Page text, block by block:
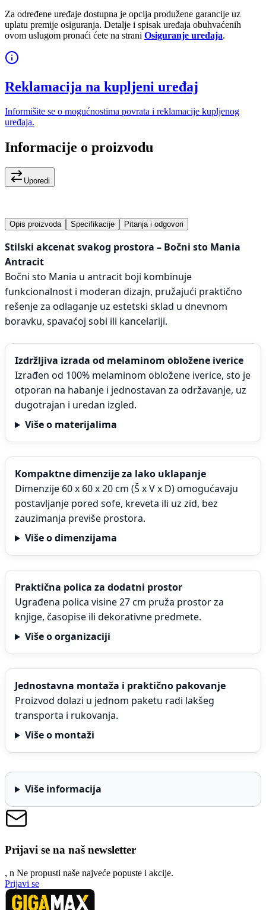
Za određene uređaje dostupna je opcija produžene garancije uz
uplatu premije osiguranja. Detalje i spisak uređaja obuhvaćenih
ovom uslugom pronaći ćete na strani Osiguranje uređaja.
Reklamacija na kupljeni uređaj
Informišite se o mogućnostima povrata i reklamacije kupljenog
uređaja.
Informacije o proizvodu
Uporedi
Opis proizvoda Specifikacije Pitanja i odgovori
Stilski akcenat svakog prostora – Bočni sto Mania
Antracit
Bočni sto Mania u antracit boji kombinuje
funkcionalnost i moderan dizajn, pružajući praktično
rešenje za odlaganje uz estetski sklad u dnevnom
boravku, spavaćoj sobi ili kancelariji.
Izdržljiva izrada od melaminom obložene iverice
Izrađen od 100% melaminom obložene iverice, sto je
otporan na habanje i jednostavan za održavanje, uz
dugotrajan i uredan izgled.
Više o materijalima
Kompaktne dimenzije za lako uklapanje
Dimenzije 60 x 60 x 20 cm (Š x V x D) omogućavaju
postavljanje pored sofe, kreveta ili uz zid, bez
zauzimanja previše prostora.
Više o dimenzijama
Praktična polica za dodatni prostor
Ugrađena polica visine 27 cm pruža prostor za
knjige, časopise ili dekorativne predmete.
Više o organizaciji
Jednostavna montaža i praktično pakovanje
Proizvod dolazi u jednom paketu radi lakšeg
transporta i rukovanja.
Više o montaži
Više informacija
Prijavi se na naš newsletter
, n Ne propusti naše najveće popuste i akcije.
Prijavi se